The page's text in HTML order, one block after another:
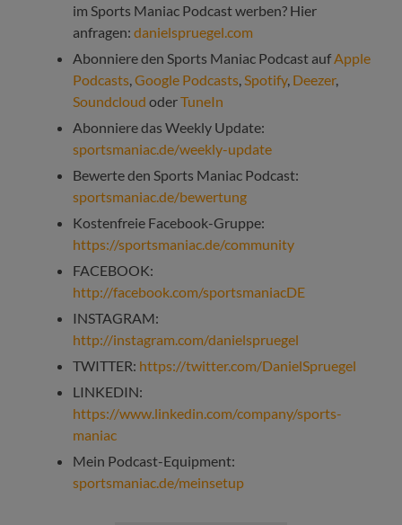
im Sports Maniac Podcast werben? Hier
anfragen:danielspruegel.com
Abonniere den Sports Maniac Podcast auf Apple
Podcasts ,Google Podcasts Spotify, Deezer,
Soundcloud oderTuneIn
Abonniere das Weekly Update:
sportsmaniac.de/weekly-update
Bewerte den Sports Maniac Podcast:
sportsmaniac.de/bewertung
Kostenfreie Facebook-Gruppe:
https://sportsmaniac.de/community
FACEBOOK:
http://facebook.com/sportsmaniacDE
INSTAGRAM:
http://instagram.com/danielspruegel
TWITTER: https://twitter.com/DanielSpruegel
LINKEDIN:
https://www.linkedin.com/company/sports-
maniac
Mein Podcast-Equipment:
sportsmaniac.de/meinsetup